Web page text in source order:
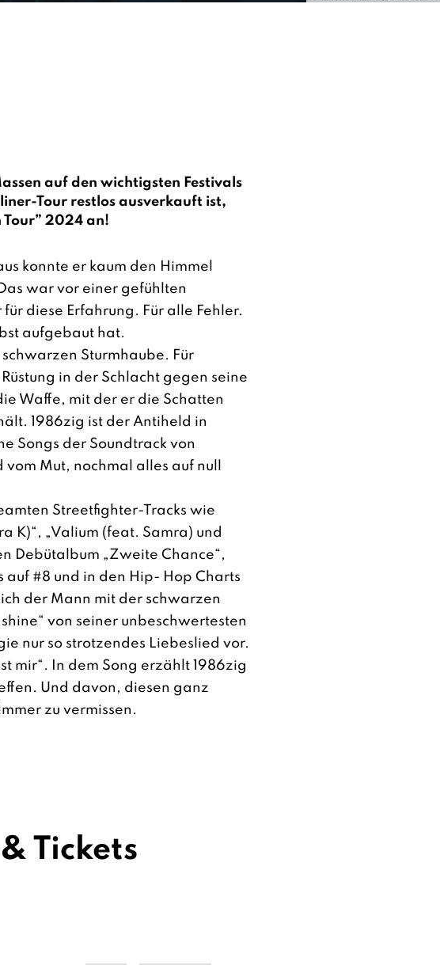
auf den wichtigsten Festivals
Tour restlos ausverkauft ist,
Tour” 2024 an!
konnte er kaum den Himmel
war vor einer gefühlten
diese Erfahrung. Für alle Fehler.
aufgebaut hat.
Sturmhaube. Für
in der Schlacht gegen seine
Waffe, mit der er die Schatten
1986zig ist der Antiheld in
Songs der Soundtrack von
Mut, nochmal alles auf null
Streetfighter-Tracks wie
K)“, „Valium (feat. Samra) und
Debütalbum „Zweite Chance“,
#8 und in den Hip- Hop Charts
der Mann mit der schwarzen
von seiner unbeschwertesten
nur so strotzendes Liebeslied vor.
mir“. In dem Song erzählt 1986zig
Und davon, diesen ganz
zu vermissen.
Tickets